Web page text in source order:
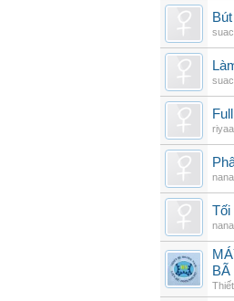
Tối